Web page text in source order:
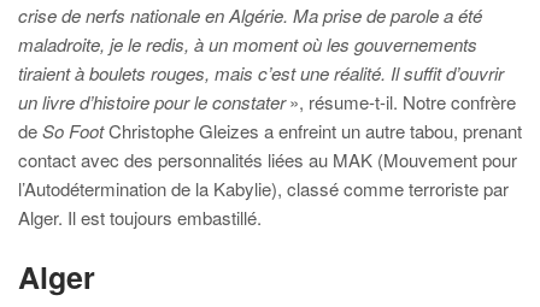
crise de nerfs nationale en Algérie. Ma prise de parole a été
maladroite, je le redis, à un moment où les gouvernements
tiraient à boulets rouges, mais c’est une réalité. Il suffit d’ouvrir
un livre d’histoire pour le constater», résume-t-il. Notre confrère
deSo FootChristophe Gleizes a enfreint un autre tabou, prenant
contact avec des personnalités liées au MAK (Mouvement pour
l’Autodétermination de la Kabylie), classé comme terroriste par
Alger. Il est toujours embastillé.
Alger